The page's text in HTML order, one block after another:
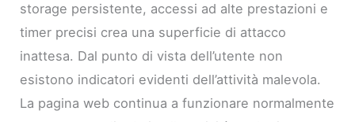
storage persistente, accessi ad alte prestazioni e
timer precisi crea una superficie di attacco
inattesa. Dal punto di vista dell’utente non
esistono indicatori evidenti dell’attività malevola.
La pagina web continua a funzionare normalmente